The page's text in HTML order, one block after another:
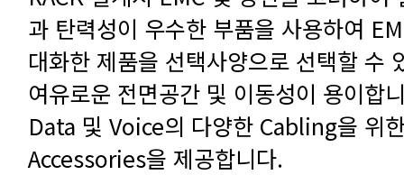
대화한 제품을 선택사양으로 선택할 수
여유로운 전면공간 및 이동성이 용이합
Accessories을 제공합니다.